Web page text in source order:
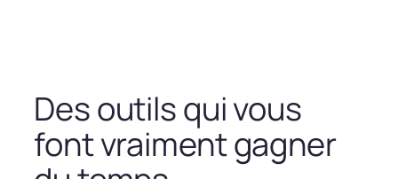
Des outils qui vous
font vraiment gagner